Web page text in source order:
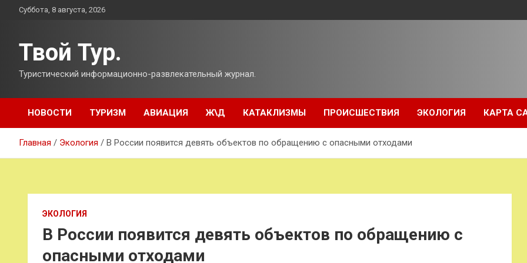
ПерейтиСуббота, 8 августа, 2026
Твой Тур.
Туристический информационно-развлекательный журнал.
НОВОСТИ ТУРИЗМ АВИАЦИЯ Ж\Д КАТАКЛИЗМЫ ПРОИСШЕСТВИЯ ЭКОЛОГИЯ КАРТА
Главная Экология В России появится девять объектов по обращению с опасными отходами
ЭКОЛОГИЯ
В России появится девять объектов по обращению с
опасными отходами